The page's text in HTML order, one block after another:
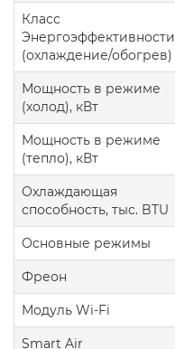
Класс
Энергоэффективности
(охлаждение/обогрев)
Мощность в режиме
(холод), кВт
Мощность в режиме
(тепло), кВт
Охлаждающая
способность, тыс. BTU
Основные режимы
Фреон
Модуль Wi-Fi
Smart Air